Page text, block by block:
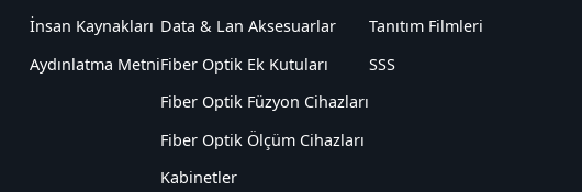
İnsan Kaynakları
Aydınlatma Metni
Data & Lan Aksesuarlar
Fiber Optik Ek Kutuları
Fiber Optik Füzyon Cihazları
Fiber Optik Ölçüm Cihazları
Kabinetler
Tanıtım Filmleri
SSS